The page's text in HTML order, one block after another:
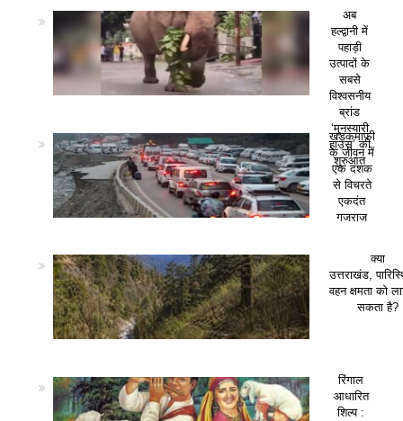
अब
हल्द्वानी में
पहाड़ी
उत्पादों के
सबसे
विश्वसनीय
ब्रांड
‘मुनस्यारी
हाउस’ की
शुरुआत
खड़कमाफी
के जीवन में
एक दशक
से विचरते
एकदंत
गजराज
क्या
उत्तराखंड,
वहन क्षमता को
सकता है?
रिंगाल
आधारित
शिल्प :